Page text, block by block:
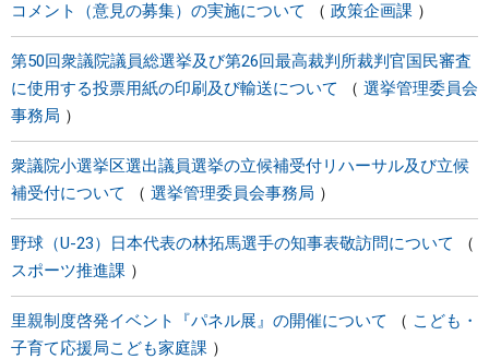
コメント（意見の募集）の実施について
政策企画課
第50回衆議院議員総選挙及び第26回最高裁判所裁判官国民審査
に使用する投票用紙の印刷及び輸送について
選挙管理委員会
事務局
衆議院小選挙区選出議員選挙の立候補受付リハーサル及び立候
補受付について
選挙管理委員会事務局
野球（U-23）日本代表の林拓馬選手の知事表敬訪問について
スポーツ推進課
里親制度啓発イベント『パネル展』の開催について
こども・
子育て応援局こども家庭課